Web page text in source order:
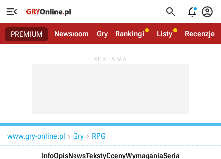
   
PREMIUM Newsroom Gry Rankingi Listy Recenzje
www.gry-online.pl  Gry  RPG
InfoOpisNewsTekstyOcenyWymaganiaSeria